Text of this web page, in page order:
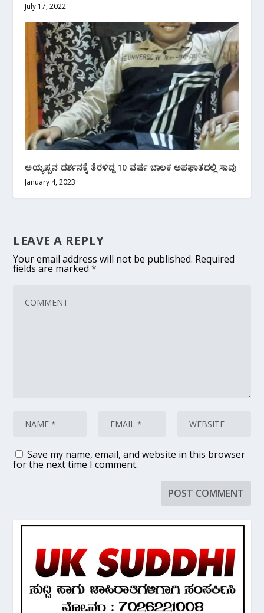
July 17, 2022
ಅಯ್ಯಪ್ಪನ ದರ್ಶನಕ್ಕೆ ತೆರಳಿದ್ದ 10 ವರ್ಷ ಬಾಲಕ ಅಪಘಾತದಲ್ಲಿ ಸಾವು
January 4, 2023
LEAVE A REPLY
Your email address will not be published. Required
fields are marked*
Save my name, email, and website in this browser
for the next time I comment.